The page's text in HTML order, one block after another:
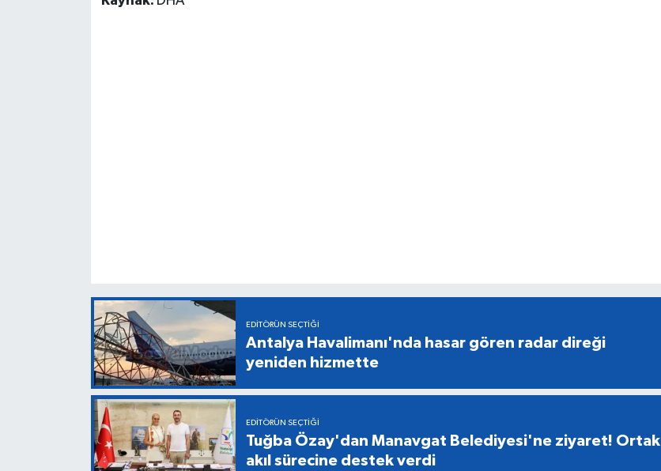
EDITÖRÜN SEÇTIĞI
Antalya Havalimanı'nda hasar gören radar direği
yeniden hizmette
EDITÖRÜN SEÇTIĞI
Tuğba Özay'dan Manavgat Belediyesi'ne ziyaret! Ortak
akıl sürecine destek verdi